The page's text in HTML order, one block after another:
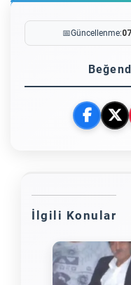
📅Güncellenme:
İlgili Konular